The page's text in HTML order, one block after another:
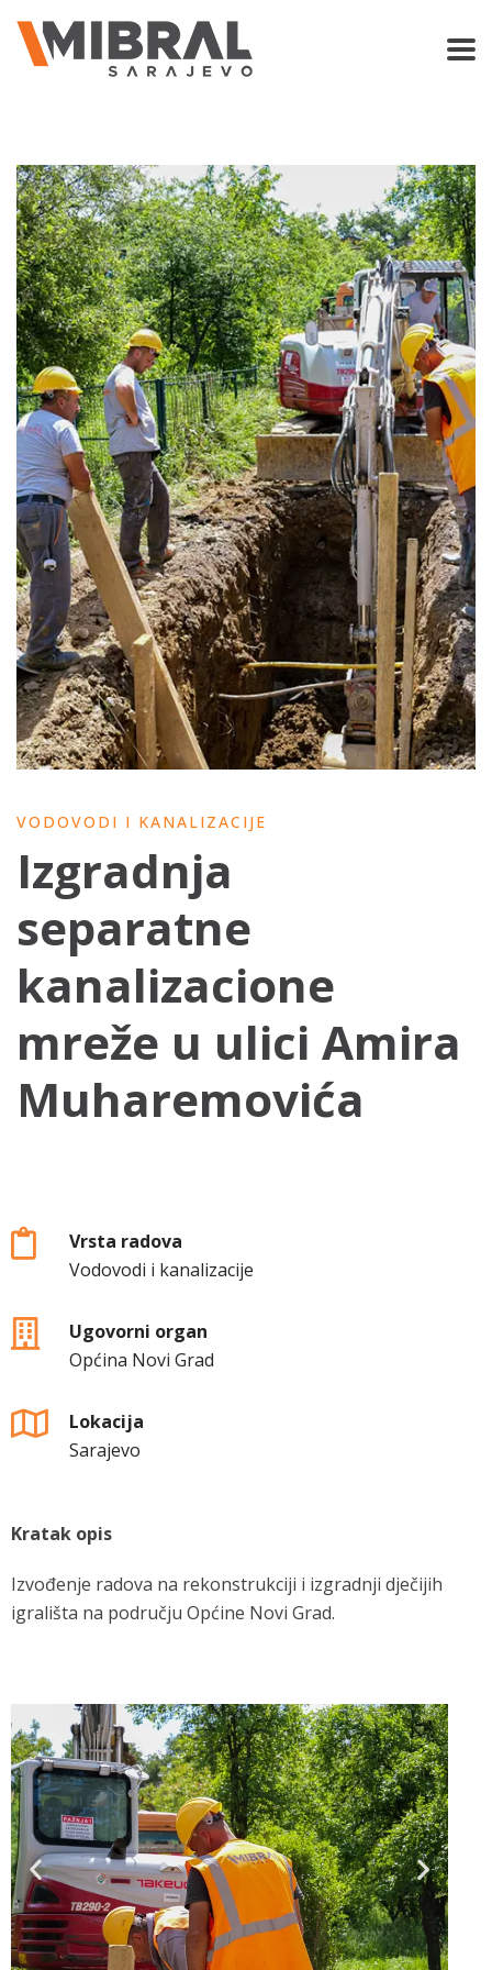
VODOVODI I KANALIZACIJE
Izgradnja
separatne
kanalizacione
mreže u ulici Amira
Muharemovića
Vrsta radova
Vodovodi i kanalizacije
Ugovorni organ
Općina Novi Grad
Lokacija
Sarajevo
Kratak opis
Izvođenje radova na rekonstrukciji i izgradnji dječijih
igrališta na području Općine Novi Grad.